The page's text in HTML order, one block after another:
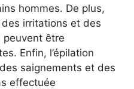
hommes. De plus,
des irritations et des
peuvent être
Enfin, l’épilation
saignements et des
effectuée